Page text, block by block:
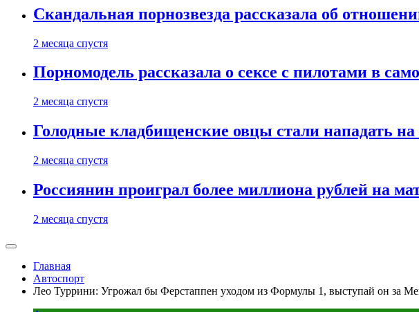
Скандальная порнозвезда рассказала об
2 месяца спустя
Порномодель рассказала о сексе с пилотами в
2 месяца спустя
Голодные кладбищенские овцы стали нападать
2 месяца спустя
Россиянин проиграл более миллиона рублей на
2 месяца спустя
Главная
Автоспорт
Лео Туррини: Угрожал бы Ферстаппен уходом из Формулы 1, выступай он за